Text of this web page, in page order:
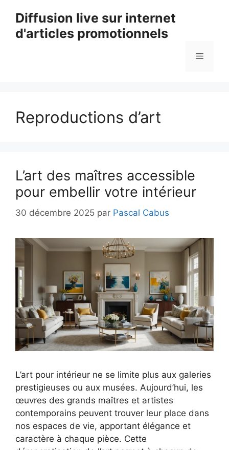
contenu
Diffusion live sur internet
d'articles promotionnels
Menu
Reproductions d’art
L’art des maîtres accessible
pour embellir votre intérieur
30 décembre 2025 par Pascal Cabus
L’art pour intérieur ne se limite plus aux galeries
prestigieuses ou aux musées. Aujourd’hui, les
œuvres des grands maîtres et artistes
contemporains peuvent trouver leur place dans
nos espaces de vie, apportant élégance et
caractère à chaque pièce. Cette